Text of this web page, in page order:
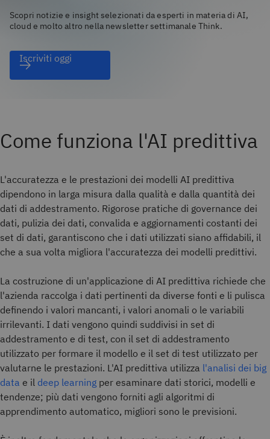
Scopri notizie e insight selezionati da esperti in materia di AI,
cloud e molto altro nella newsletter settimanale Think.
Iscriviti oggi
Come funziona l'AI predittiva
L'accuratezza e le prestazioni dei modelli AI predittiva
dipendono in larga misura dalla qualità e dalla quantità dei
dati di addestramento. Rigorose pratiche di governance dei
dati, pulizia dei dati, convalida e aggiornamenti costanti dei
set di dati, garantiscono che i dati utilizzati siano affidabili, il
che a sua volta migliora l'accuratezza dei modelli predittivi.
La costruzione di un'applicazione di AI predittiva richiede che
l'azienda raccolga i dati pertinenti da diverse fonti e li pulisca
definendo i valori mancanti, i valori anomali o le variabili
irrilevanti. I dati vengono quindi suddivisi in set di
addestramento e di test, con il set di addestramento
utilizzato per formare il modello e il set di test utilizzato per
valutarne le prestazioni. L'AI predittiva utilizza l'analisi dei big
data e il deep learning per esaminare dati storici, modelli e
tendenze; più dati vengono forniti agli algoritmi di
apprendimento automatico, migliori sono le previsioni.